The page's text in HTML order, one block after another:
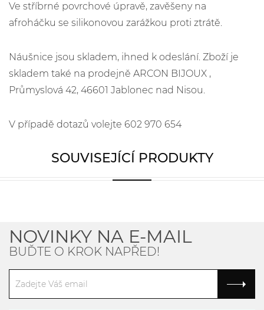
Ve stříbrné povrchové úpravě, zavěšeny na
afroháčku se silikonovou zarážkou proti ztrátě.
Náušnice jsou skladem, ihned k odeslání. Zboží je
skladem také na prodejně ARCON BIJOUX ,
Průmyslová 42, 46601 Jablonec nad Nisou.
V případě dotazů volejte 602 970 654
SOUVISEJÍCÍ PRODUKTY
NOVINKY NA E-MAIL
BUĎTE O KROK NAPŘED!